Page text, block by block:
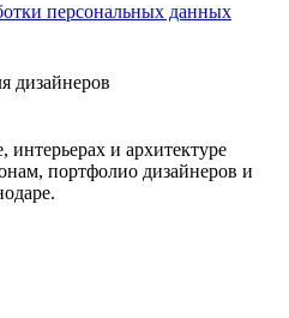
персональных данных
дизайнеров
и архитектуре
портфолио дизайнеров и